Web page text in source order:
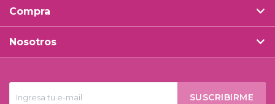
SUSCRIBIRME
Compra
Nosotros